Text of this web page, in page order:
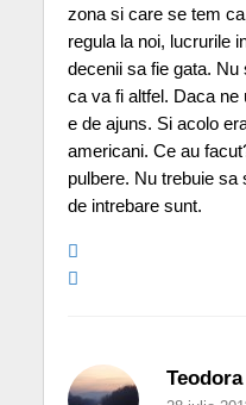
zona si care se tem
regula la noi, lucrurile
decenii sa fie gata. Nu
ca va fi altfel. Daca ne
e de ajuns. Si acolo
americani. Ce au
pulbere. Nu trebuie
de intrebare sunt.
Teodora